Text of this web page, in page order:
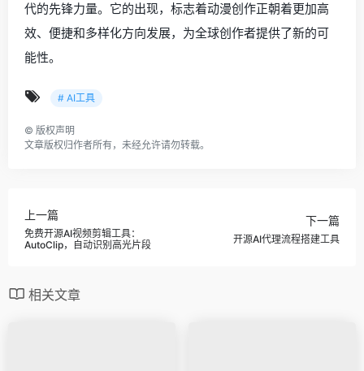
代的先锋力量。它的出现，标志着动漫创作正朝着更加高
效、便捷和多样化方向发展，为全球创作者提供了新的可
能性。
# AI工具
© 版权声明
文章版权归作者所有，未经允许请勿转载。
上一篇
免费开源AI视频剪辑工具：
AutoClip，自动识别高光片段
下一篇
开源AI代理流程搭建工具
相关文章